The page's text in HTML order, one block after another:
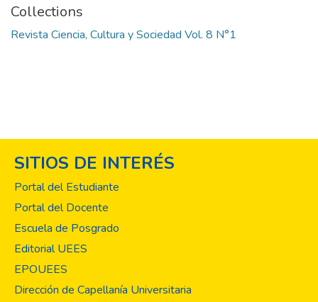
Collections
Revista Ciencia, Cultura y Sociedad Vol. 8 N°1
SITIOS DE INTERÉS
Portal del Estudiante
Portal del Docente
Escuela de Posgrado
Editorial UEES
EPOUEES
Dirección de Capellanía Universitaria